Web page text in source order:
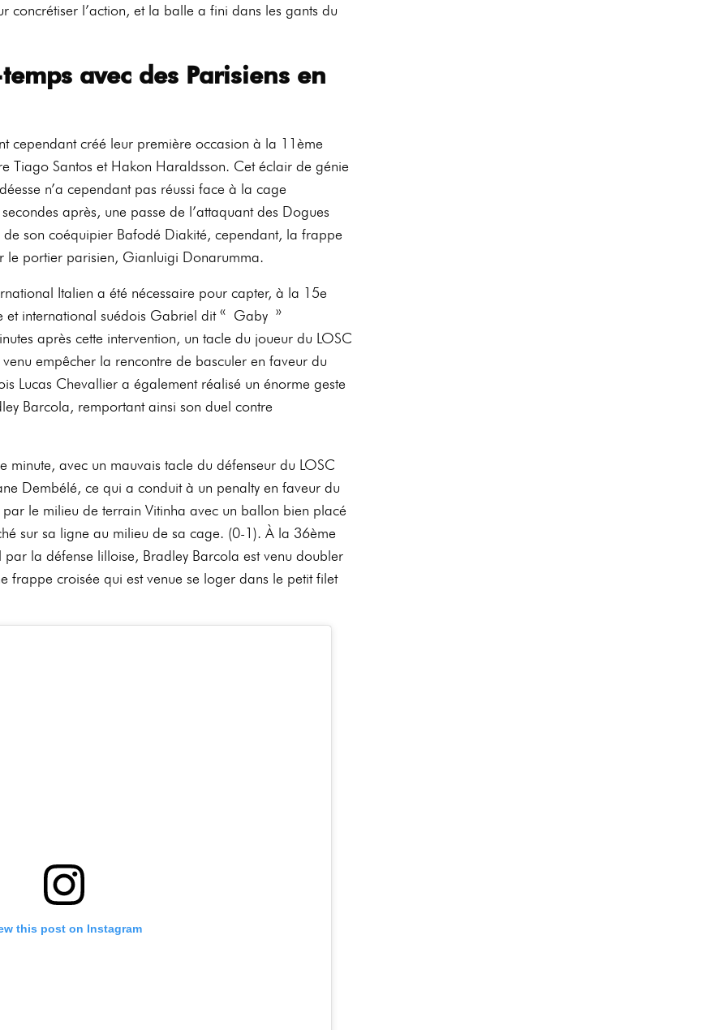
concrétiser l’action, et la balle a fini dans les gants du
avec des Parisiens en
cependant créé leur première occasion à la 11ème
Tiago Santos et Hakon Haraldsson. Cet éclair de génie
n’a cependant pas réussi face à la cage
après, une passe de l’attaquant des Dogues
son coéquipier Bafodé Diakité, cependant, la frappe
le portier parisien, Gianluigi Donarumma.
Italien a été nécessaire pour capter, à la 15e
et international suédois Gabriel dit « Gaby »
après cette intervention, un tacle du joueur du LOSC
empêcher la rencontre de basculer en faveur du
Lucas Chevallier a également réalisé un énorme geste
Barcola, remportant ainsi son duel contre
minute, avec un mauvais tacle du défenseur du LOSC
Dembélé, ce qui a conduit à un penalty en faveur du
le milieu de terrain Vitinha avec un ballon bien placé
sur sa ligne au milieu de sa cage. (0-1). À la 36ème
par la défense lilloise, Bradley Barcola est venu doubler
frappe croisée qui est venue se loger dans le petit filet
this post on Instagram